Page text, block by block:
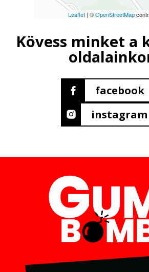
Leaflet| ©OpenStreetMap
Kövess minket a
facebook
instagram